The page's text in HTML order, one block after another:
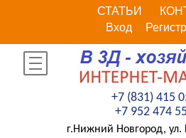
СТАТЬИ
Вход
+7 (831) 415
+7 952 474
г.Нижний Новгород,